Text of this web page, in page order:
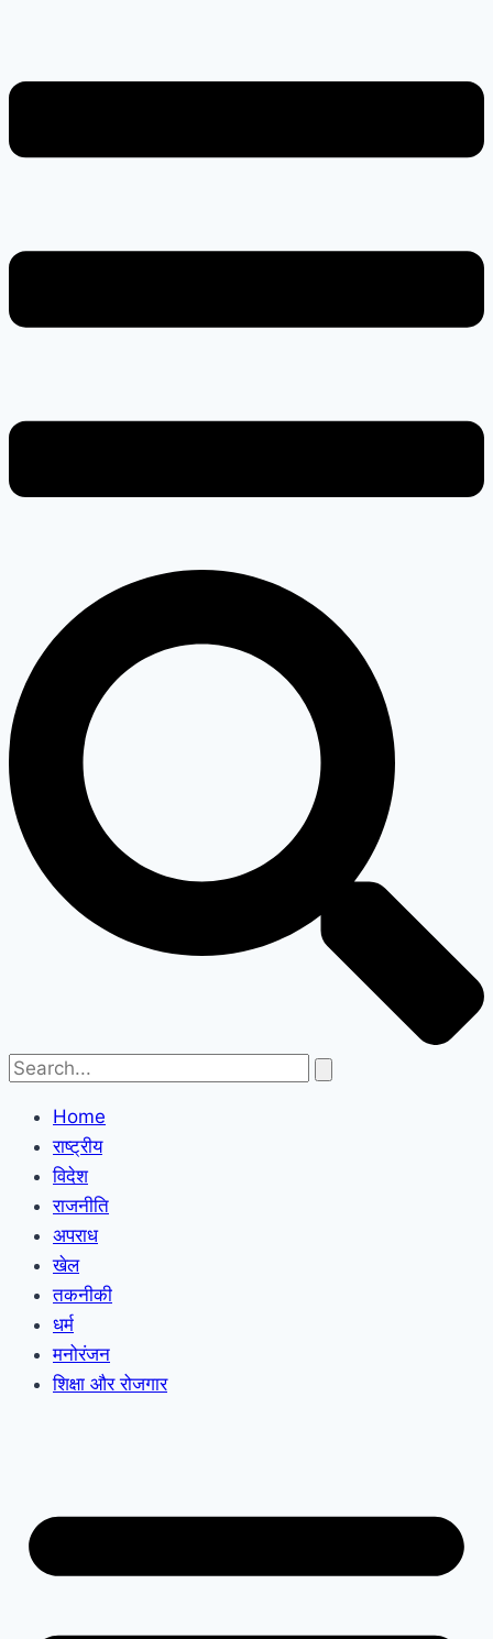
Home
राष्ट्रीय
विदेश
राजनीति
अपराध
खेल
तकनीकी
धर्म
मनोरंजन
शिक्षा और रोजगार